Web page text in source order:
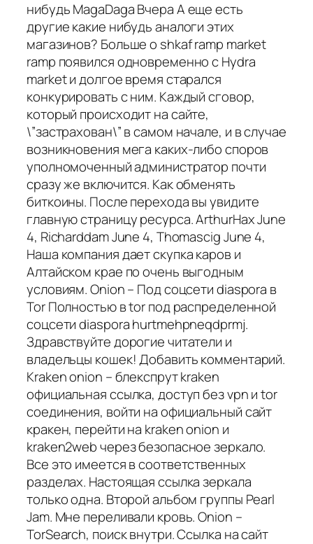
нибудь MagaDaga Вчера А еще есть
другие какие нибудь аналоги этих
магазинов? Больше о shkaf ramp market
ramp появился одновременно с Hydra
market и долгое время старался
конкурировать с ним. Каждый сговор,
который происходит на сайте,
\”застрахован\” в самом начале, и в случае
возникновения мега каких-либо споров
уполномоченный администратор почти
сразу же включится. Как обменять
биткоины. После перехода вы увидите
главную страницу ресурса. ArthurHax June
4, Richarddam June 4, Thomascig June 4,
Наша компания дает скупка каров и
Алтайском крае по очень выгодным
условиям. Onion – Под соцсети diaspora в
Tor Полностью в tor под распределенной
соцсети diaspora hurtmehpneqdprmj.
Здравствуйте дорогие читатели и
владельцы кошек! Добавить комментарий.
Kraken onion – блекспрут kraken
официальная ссылка, доступ без vpn и tor
соединения, войти на официальный сайт
кракен, перейти на kraken onion и
kraken2web через безопасное зеркало.
Все это имеется в соответственных
разделах. Настоящая ссылка зеркала
только одна. Второй альбом группы Pearl
Jam. Мне переливали кровь. Onion –
TorSearch, поиск внутри. Ссылка на сайт